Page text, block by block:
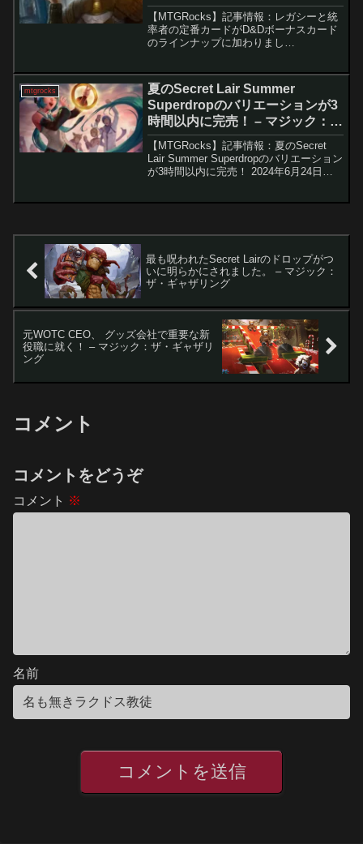
ク：ザ・ギャザリング
【MTGRocks】記事情報：レガシーと統
率者の定番カードがD&Dボーナスカード
のラインナップに加わりまし
モデルに賛否が分かれるものの、早い
配...
mtgrocks
夏のSecret Lair Summer
Superdropのバリエーションが3
時間以内に完売！ – マジック：
ザ・ギャザリング
【MTGRocks】記事情報：夏のSecret
Lair Summer Superdropのバリエーション
が3時間以内に完売！ 2024年6月24日に
最も呪われたSecret Lairのドロップがつ
いに明らかにされました。 – マジック：
ザ・ギャザリング
元WOTC CEO、 グッズ会社で重要な新
役職に就く！ – マジック：ザ・ギャザリ
ング
コメント
コメントをどうぞ
コメント ※
名前